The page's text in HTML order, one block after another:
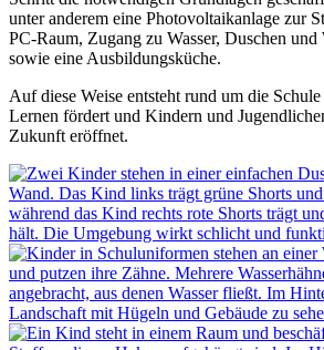
unter anderem eine Photovoltaikanlage zur
PC-Raum, Zugang zu Wasser, Duschen
sowie eine Ausbildungsküche.
Auf diese Weise entsteht rund um die
Lernen fördert und Kindern und
Zukunft eröffnet.